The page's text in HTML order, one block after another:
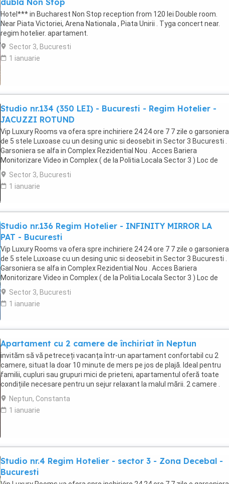
dubla Non Stop
Hotel*** in Bucharest Non Stop reception from 120 lei Double room.
Near Piata Victoriei, Arena Nationala , Piata Unirii . Tyga concert near.
regim hotelier. apartament.
Sector 3, Bucuresti
1 ianuarie
Studio nr.134 (350 LEI) - Bucuresti - Regim Hotelier -
JACUZZI ROTUND
Vip Luxury Rooms va ofera spre inchiriere 24 24 ore 7 7 zile o garsoniera
de 5 stele Luxoase cu un desing unic si deosebit in Sector 3 Bucuresti .
Garsoniera se alfa in Complex Rezidential Nou . Acces Bariera
Monitorizare Video in Complex ( de la Politia Locala Sector 3 ) Loc de
parcare PRIVAT in complex ...
Sector 3, Bucuresti
1 ianuarie
Studio nr.136 Regim Hotelier - INFINITY MIRROR LA
PAT - Bucuresti
Vip Luxury Rooms va ofera spre inchiriere 24 24 ore 7 7 zile o garsoniera
de 5 stele Luxoase cu un desing unic si deosebit in Sector 3 Bucuresti .
Garsoniera se alfa in Complex Rezidential Nou . Acces Bariera
Monitorizare Video in Complex ( de la Politia Locala Sector 3 ) Loc de
parcare PRIVAT in complex ...
Sector 3, Bucuresti
1 ianuarie
Apartament cu 2 camere de închiriat în Neptun
invităm să vă petreceți vacanța într-un apartament confortabil cu 2
camere, situat la doar 10 minute de mers pe jos de plajă. Ideal pentru
familii, cupluri sau grupuri mici de prieteni, apartamentul oferă toate
condițiile necesare pentru un sejur relaxant la malul mării. 2 camere .
Mobilat și ...
Neptun, Constanta
1 ianuarie
Studio nr.4 Regim Hotelier - sector 3 - Zona Decebal -
Bucuresti